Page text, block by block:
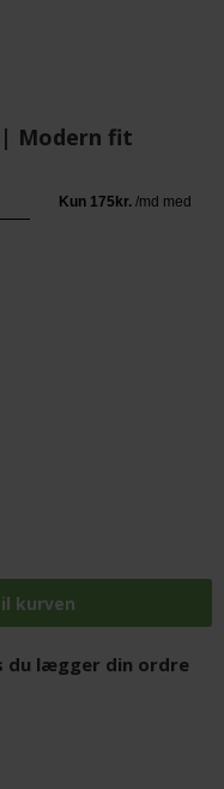
| Modern fit
du lægger din ordre